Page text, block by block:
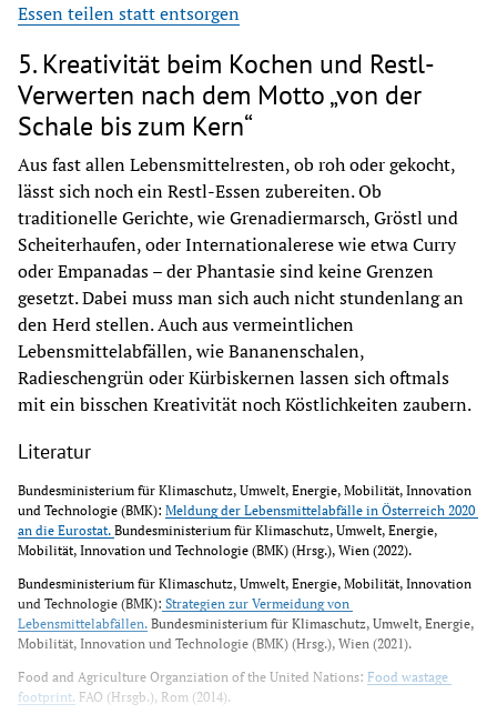
Essen teilen statt entsorgen
5. Kreativität beim Kochen und Restl-
Verwerten nach dem Motto „von der
Schale bis zum Kern“
Aus fast allen Lebensmittelresten, ob roh oder gekocht,
lässt sich noch ein Restl-Essen zubereiten. Ob
traditionelle Gerichte, wie Grenadiermarsch, Gröstl und
Scheiterhaufen, oder Internationalerese wie etwa Curry
oder Empanadas – der Phantasie sind keine Grenzen
gesetzt. Dabei muss man sich auch nicht stundenlang an
den Herd stellen. Auch aus vermeintlichen
Lebensmittelabfällen, wie Bananenschalen,
Radieschengrün oder Kürbiskernen lassen sich oftmals
mit ein bisschen Kreativität noch Köstlichkeiten zaubern.
Literatur
Bundesministerium für Klimaschutz, Umwelt, Energie, Mobilität, Innovation
und Technologie (BMK): Meldung der Lebensmittelabfälle in Österreich 2020
an die Eurostat. Bundesministerium für Klimaschutz, Umwelt, Energie,
Mobilität, Innovation und Technologie (BMK) (Hrsg.), Wien (2022).
Bundesministerium für Klimaschutz, Umwelt, Energie, Mobilität, Innovation
und Technologie (BMK): Strategien zur Vermeidung von
Lebensmittelabfällen. Bundesministerium für Klimaschutz, Umwelt, Energie,
Mobilität, Innovation und Technologie (BMK) (Hrsg.), Wien (2021).
Food and Agriculture Organziation of the United Nations: Food wastage
footprint. FAO (Hrsgb.), Rom (2014).